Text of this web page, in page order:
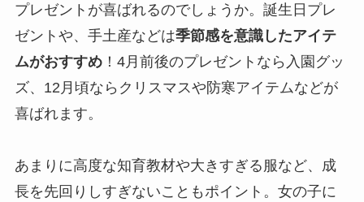
プレゼントが喜ばれるのでしょうか。誕生日プレ
ゼントや、手土産などは季節感を意識したアイテ
ムがおすすめ！4月前後のプレゼントなら入園グッ
ズ、12月頃ならクリスマスや防寒アイテムなどが
喜ばれます。
あまりに高度な知育教材や大きすぎる服など、成
長を先回りしすぎないこともポイント。女の子に